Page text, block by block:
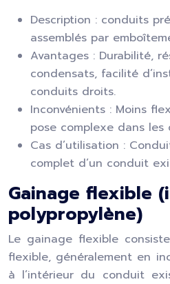
Description : conduits
assemblés par
Avantages : Durabilité,
condensats, facilité
conduits droits.
Inconvénients : Moins
pose complexe dans les
Cas d’utilisation :
complet d’un conduit
Gainage flexible
polypropylène)
Le gainage flexible
flexible, généralement en
à l’intérieur du conduit